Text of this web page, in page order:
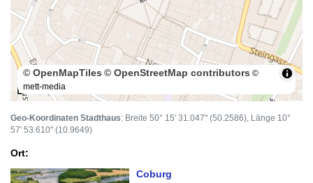
100 m
© OpenMapTiles © OpenStreetMap contributors ©
mett-media
Geo-Koordinaten Stadthaus: Breite 50° 15' 31.047" (50.2586), Länge 10°
57' 53.610" (10.9649)
Ort:
Coburg